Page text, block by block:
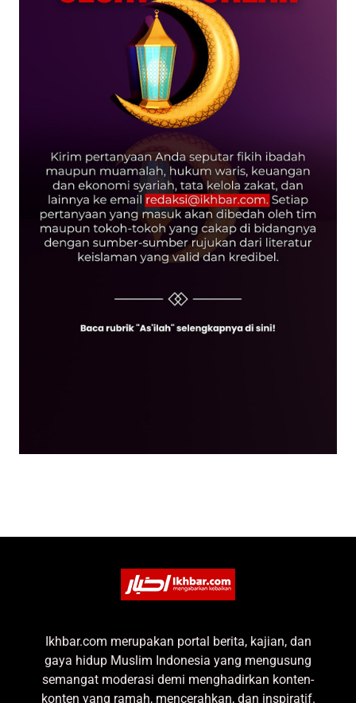
Ikhbar.com merupakan portal berita, kajian, dan
gaya hidup Muslim Indonesia yang mengusung
semangat moderasi demi menghadirkan konten-
konten yang ramah, mencerahkan, dan inspiratif.